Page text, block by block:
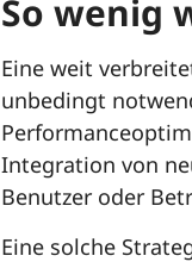
So wenig
Eine weit
unbedingt
Integration von
Benutzer oder
Eine solche